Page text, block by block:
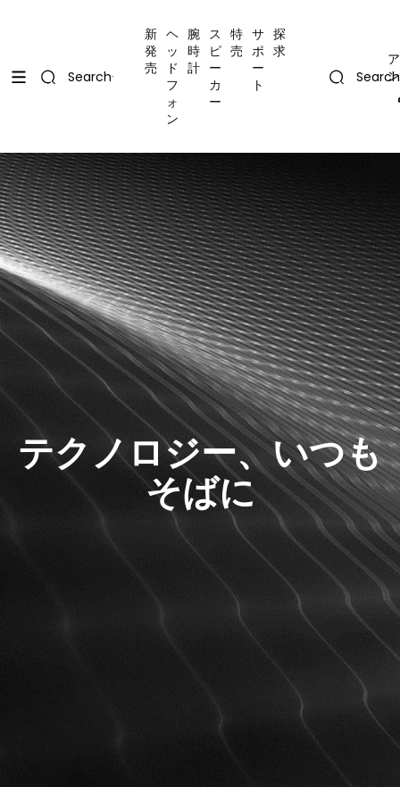
Search
新
発
売
ヘ
ッ
ド
フ
ォ
ン
腕
時
計
ス
ピ
ー
カ
ー
特
売
サ
ポ
ー
ト
探
求
Search
テクノロジー、いつも
そばに